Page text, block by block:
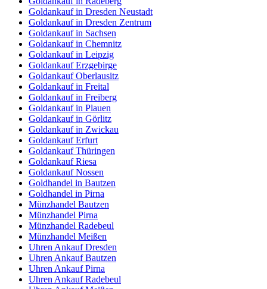
Goldankauf in Dresden Neustadt
Goldankauf in Dresden Zentrum
Goldankauf in Sachsen
Goldankauf in Chemnitz
Goldankauf in Leipzig
Goldankauf Erzgebirge
Goldankauf Oberlausitz
Goldankauf in Freital
Goldankauf in Freiberg
Goldankauf in Plauen
Goldankauf in Görlitz
Goldankauf in Zwickau
Goldankauf Erfurt
Goldankauf Thüringen
Goldankauf Riesa
Goldankauf Nossen
Goldhandel in Bautzen
Goldhandel in Pirna
Münzhandel Bautzen
Münzhandel Pirna
Münzhandel Radebeul
Münzhandel Meißen
Uhren Ankauf Dresden
Uhren Ankauf Bautzen
Uhren Ankauf Pirna
Uhren Ankauf Radebeul